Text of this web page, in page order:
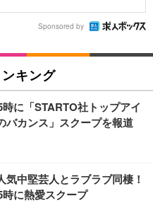
Sponsored by
キング
時に「STARTO社トップアイ
バカンス」スクープを報道
気中堅芸人とラブラブ同棲！
時に熱愛スクープ